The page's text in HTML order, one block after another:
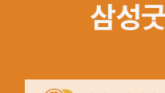
삼성